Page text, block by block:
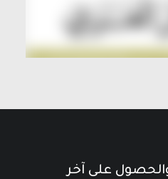
على آخر